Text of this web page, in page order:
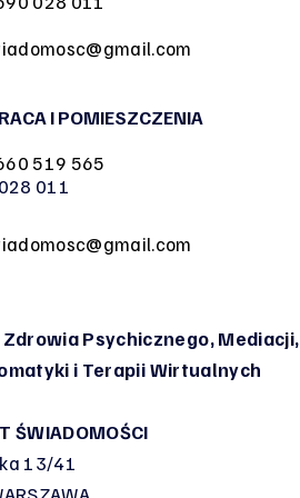
I POMIESZCZENIA
519 565
011
Psychicznego, Mediacji,
i Terapii Wirtualnych
ŚWIADOMOŚCI
13/41